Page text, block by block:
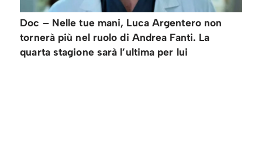
Doc – Nelle tue mani, Luca Argentero non
tornerà più nel ruolo di Andrea Fanti. La
quarta stagione sarà l’ultima per lui